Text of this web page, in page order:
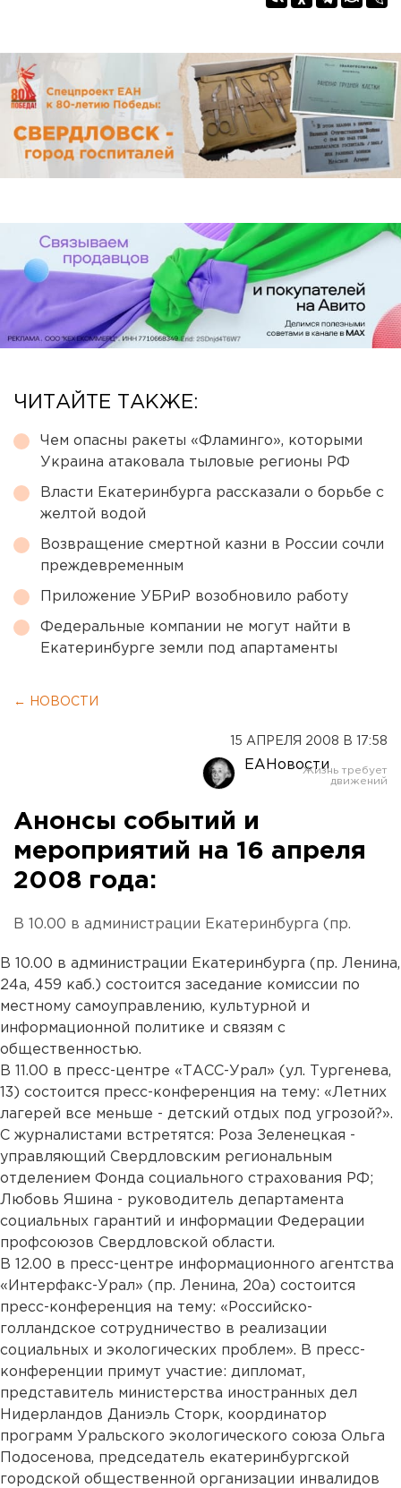
ЧИТАЙТЕ ТАКЖЕ:
Чем опасны ракеты «Фламинго», которыми
Украина атаковала тыловые регионы РФ
Власти Екатеринбурга рассказали о борьбе с
желтой водой
Возвращение смертной казни в России сочли
преждевременным
Приложение УБРиР возобновило работу
Федеральные компании не могут найти в
Екатеринбурге земли под апартаменты
← НОВОСТИ
15 АПРЕЛЯ 2008 В 17:58
ЕАНовости
Анонсы событий и
мероприятий на 16 апреля
2008 года:
В 10.00 в администрации Екатеринбурга (пр.
В 10.00 в администрации Екатеринбурга (пр. Ленина,
24а, 459 каб.) состоится заседание комиссии по
местному самоуправлению, культурной и
информационной политике и связям с
общественностью.
В 11.00 в пресс-центре «ТАСС-Урал» (ул. Тургенева,
13) состоится пресс-конференция на тему: «Летних
лагерей все меньше - детский отдых под угрозой?».
С журналистами встретятся: Роза Зеленецкая -
управляющий Свердловским региональным
отделением Фонда социального страхования РФ;
Любовь Яшина - руководитель департамента
социальных гарантий и информации Федерации
профсоюзов Свердловской области.
В 12.00 в пресс-центре информационного агентства
«Интерфакс-Урал» (пр. Ленина, 20а) состоится
пресс-конференция на тему: «Российско-
голландское сотрудничество в реализации
социальных и экологических проблем». В пресс-
конференции примут участие: дипломат,
представитель министерства иностранных дел
Нидерландов Даниэль Сторк, координатор
программ Уральского экологического союза Ольга
Подосенова, председатель екатеринбургской
городской общественной организации инвалидов